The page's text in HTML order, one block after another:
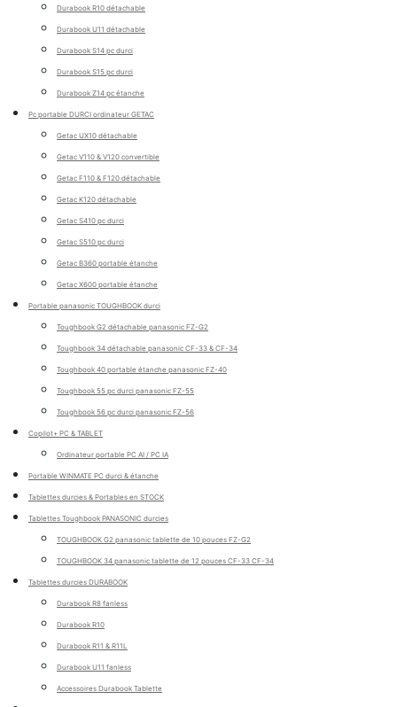
Durabook R10 détachable
Durabook U11 détachable
Durabook S14 pc durci
Durabook S15 pc durci
Durabook Z14 pc étanche
Pc portable DURCI ordinateur GETAC
Getac UX10 détachable
Getac V110 & V120 convertible
Getac F110 & F120 détachable
Getac K120 détachable
Getac S410 pc durci
Getac S510 pc durci
Getac B360 portable étanche
Getac X600 portable étanche
Portable panasonic TOUGHBOOK durci
Toughbook G2 détachable panasonic FZ-G2
Toughbook 34 détachable panasonic CF-33 & CF-34
Toughbook 40 portable étanche panasonic FZ-40
Toughbook 55 pc durci panasonic FZ-55
Toughbook 56 pc durci panasonic FZ-56
Copilot+ PC & TABLET
Ordinateur portable PC AI / PC IA
Portable WINMATE PC durci & étanche
Tablettes durcies & Portables en STOCK
Tablettes Toughbook PANASONIC durcies
TOUGHBOOK G2 panasonic tablette de 10 pouces FZ-G2
TOUGHBOOK 34 panasonic tablette de 12 pouces CF-33 CF-34
Tablettes durcies DURABOOK
Durabook R8 fanless
Durabook R10
Durabook R11 & R11L
Durabook U11 fanless
Accessoires Durabook Tablette